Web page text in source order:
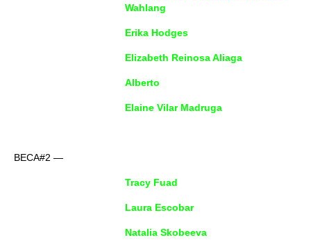
Wahlang
Erika Hodges
Elizabeth Reinosa Aliaga
Alberto
Elaine Vilar Madruga
BECA#2 —
Tracy Fuad
Laura Escobar
Natalia Skobeeva